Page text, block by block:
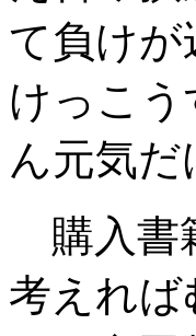
て負けが
けっこ
ん元気
購入書
考えれば